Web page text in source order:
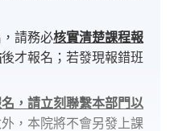
請務必核實清楚課程報
後才報名；若發現報錯班
，請立刻聯繫本部門以
，本院將不會另發上課